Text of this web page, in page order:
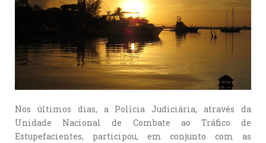
Nos últimos dias, a Polícia Judiciária, através da
Unidade Nacional de Combate ao Tráfico de
Estupefacientes, participou, em conjunto com as